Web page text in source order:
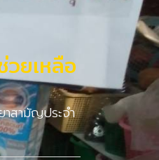
ยเหลือ
สามัญประจำ